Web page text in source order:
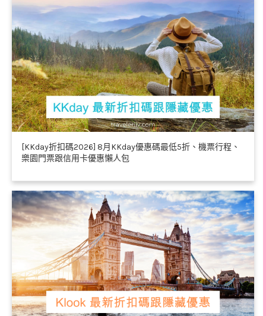
[KKday折扣碼2026] 8月KKday優惠碼最低5折、機票行程、
樂園門票跟信用卡優惠懶人包